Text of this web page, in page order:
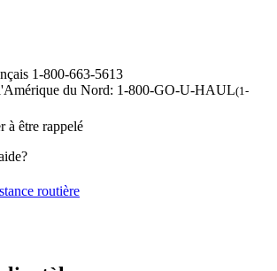
1-800-663-5613
du Nord: 1-800-GO-U-HAUL(1-
à être rappelé
routière